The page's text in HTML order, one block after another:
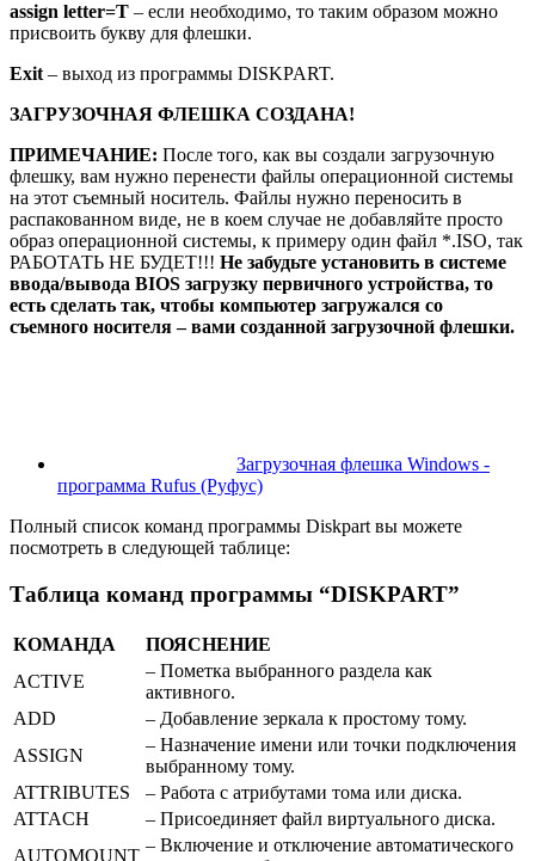
assign letter=T – если необходимо, то таким образом можно
присвоить букву для флешки.
Exit – выход из программы DISKPART.
ЗАГРУЗОЧНАЯ ФЛЕШКА СОЗДАНА!
ПРИМЕЧАНИЕ: После того, как вы создали загрузочную
флешку, вам нужно перенести файлы операционной системы
на этот съемный носитель. Файлы нужно переносить в
распакованном виде, не в коем случае не добавляйте просто
образ операционной системы, к примеру один файл *.ISO, так
РАБОТАТЬ НЕ БУДЕТ!!! Не забудьте установить в системе
ввода/вывода BIOS загрузку первичного устройства, то
есть сделать так, чтобы компьютер загружался со
съемного носителя – вами созданной загрузочной флешки.
Загрузочная флешка Windows -
программа Rufus (Руфус)
Полный список команд программы Diskpart вы можете
посмотреть в следующей таблице:
Таблица команд программы “DISKPART”
КОМАНДА
ПОЯСНЕНИЕ
ACTIVE
– Пометка выбранного раздела как
активного.
ADD
– Добавление зеркала к простому тому.
ASSIGN
– Назначение имени или точки подключения
выбранному тому.
ATTRIBUTES
– Работа с атрибутами тома или диска.
ATTACH
– Присоединяет файл виртуального диска.
AUTOMOUNT
– Включение и отключение автоматического